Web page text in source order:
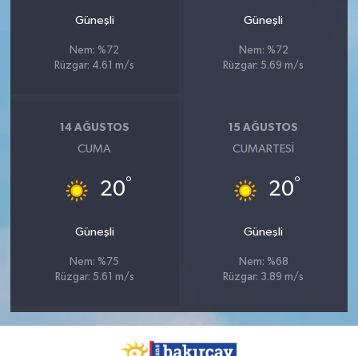
Güneşli
Nem: %72
Rüzgar: 4.61 m/s
Güneşli
Nem: %72
Rüzgar: 5.69 m/s
14 AĞUSTOS
CUMA
20°
Güneşli
Nem: %75
Rüzgar: 5.61 m/s
15 AĞUSTOS
CUMARTESI
20°
Güneşli
Nem: %68
Rüzgar: 3.89 m/s